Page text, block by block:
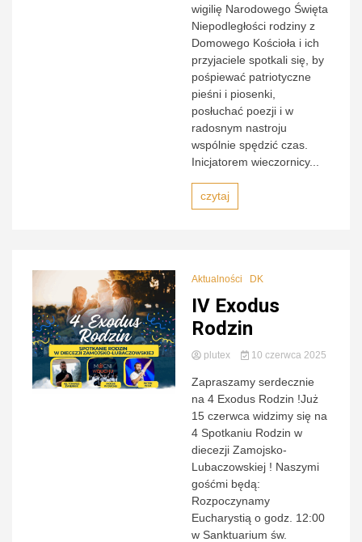
wigilię Narodowego Święta
Niepodległości rodziny z
Domowego Kościoła i ich
przyjaciele spotkali się, by
pośpiewać patriotyczne
pieśni i piosenki,
posłuchać poezji i w
radosnym nastroju
wspólnie spędzić czas.
Inicjatorem wieczornicy...
czytaj
Aktualności DK
IV Exodus
Rodzin
plutex 10 czerwca 2025
Zapraszamy serdecznie
na 4 Exodus Rodzin !Już
15 czerwca widzimy się na
4 Spotkaniu Rodzin w
diecezji Zamojsko-
Lubaczowskiej ! Naszymi
gośćmi będą:
Rozpoczynamy
Eucharystią o godz. 12:00
w Sanktuarium św.